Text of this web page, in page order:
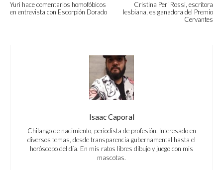
Yuri hace comentarios homofóbicos
en entrevista con Escorpión Dorado
Cristina Peri Rossi, escritora
lesbiana, es ganadora del Premio
Cervantes
Isaac Caporal
Chilango de nacimiento, periodista de profesión. Interesado en
diversos temas, desde transparencia gubernamental hasta el
horóscopo del día. En mis ratos libres dibujo y juego con mis
mascotas.